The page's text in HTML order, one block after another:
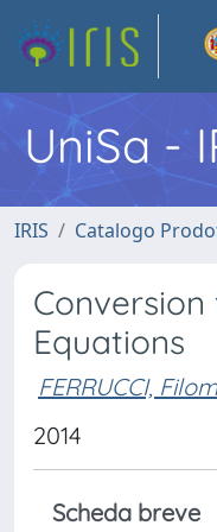
UniSa -
IRIS Catalogo
Conversion
Equations
FERRUCCI,
2014
Scheda breve